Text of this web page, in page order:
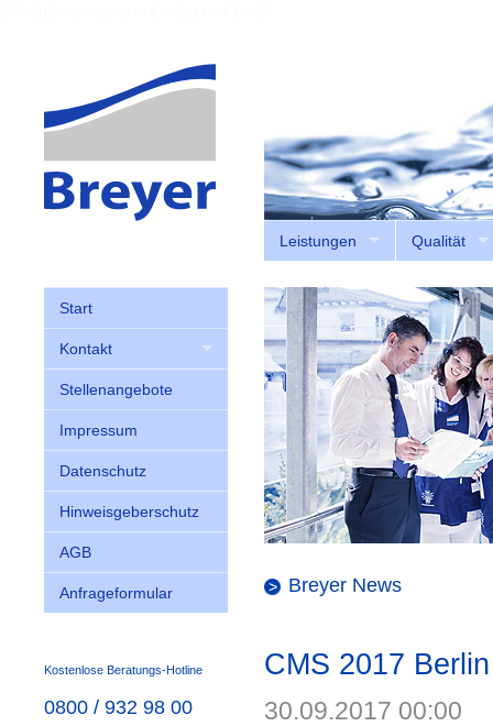
Leistungen Qualität
Start
Kontakt
Stellenangebote
Impressum
Datenschutz
Hinweisgeberschutz
AGB
Anfrageformular
Kostenlose Beratungs-Hotline
0800 / 932 98 00
Breyer News
CMS 2017 Berlin
30.09.2017 00:00